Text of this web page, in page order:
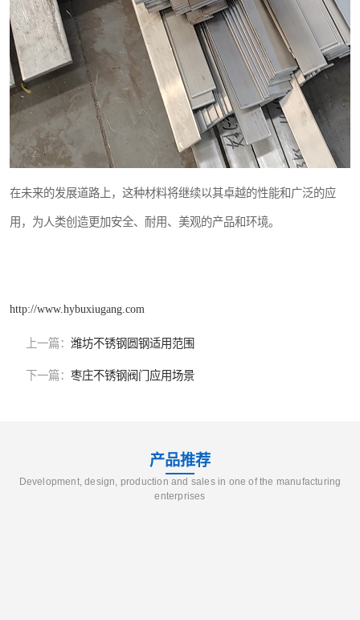
在未来的发展道路上，这种材料将继续以其卓越的性能和广泛的应
用，为人类创造更加安全、耐用、美观的产品和环境。
http://www.hybuxiugang.com
上一篇： 潍坊不锈钢圆钢适用范围
下一篇： 枣庄不锈钢阀门应用场景
产品推荐
Development, design, production and sales in one of the manufacturing
enterprises